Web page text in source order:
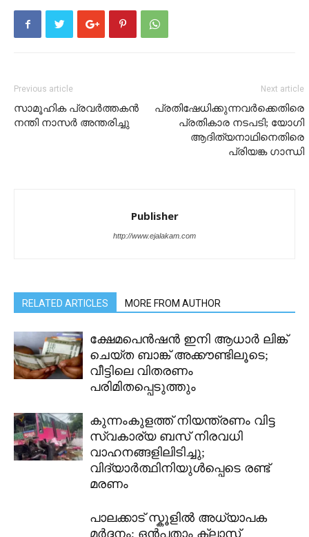
Previous article
സാമൂഹിക പ്രവർത്തകൻ
നന്തി നാസർ അന്തരിച്ചു
Next article
പ്രതിഷേധിക്കുന്നവർക്കെതിരെ
പ്രതികാര നടപടി; യോഗി
ആദിത്യനാഥിനെതിരെ
പ്രിയങ്ക ഗാന്ധി
Publisher
http://www.ejalakam.com
RELATED ARTICLES MORE FROM AUTHOR
ക്ഷേമപെൻഷൻ ഇനി ആധാർ ലിങ്ക്
ചെയ്ത ബാങ്ക് അക്കൗണ്ടിലൂടെ;
വീട്ടിലെ വിതരണം
പരിമിതപ്പെടുത്തും
കുന്നംകുളത്ത് നിയന്ത്രണം വിട്ട
സ്വകാര്യ ബസ് നിരവധി
വാഹനങ്ങളിലിടിച്ചു;
വിദ്യാർത്ഥിനിയുൾപ്പെടെ രണ്ട്
മരണം
പാലക്കാട് സ്കൂളിൽ അധ്യാപക
മർദ്ദനം; ഒൻപതാം ക്ലാസ്